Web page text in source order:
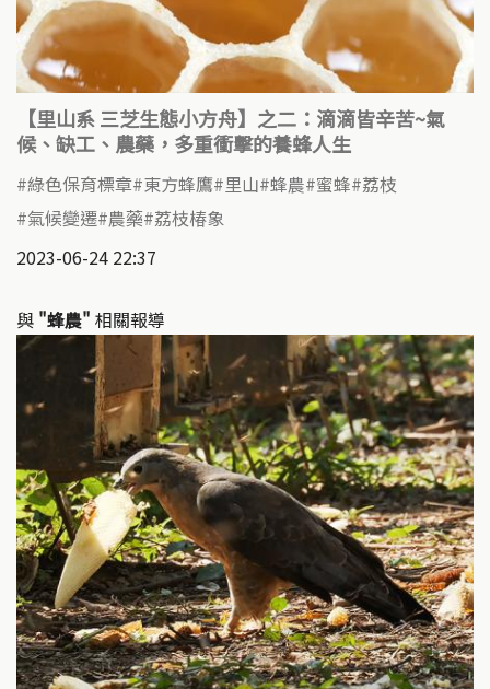
【里山系 三芝生態小方舟】之二：滴滴皆辛苦~氣
候、缺工、農藥，多重衝擊的養蜂人生
綠色保育標章 東方蜂鷹 里山 蜂農 蜜蜂 荔枝
氣候變遷 農藥 荔枝椿象
2023-06-24 22:37
與 "蜂農" 相關報導